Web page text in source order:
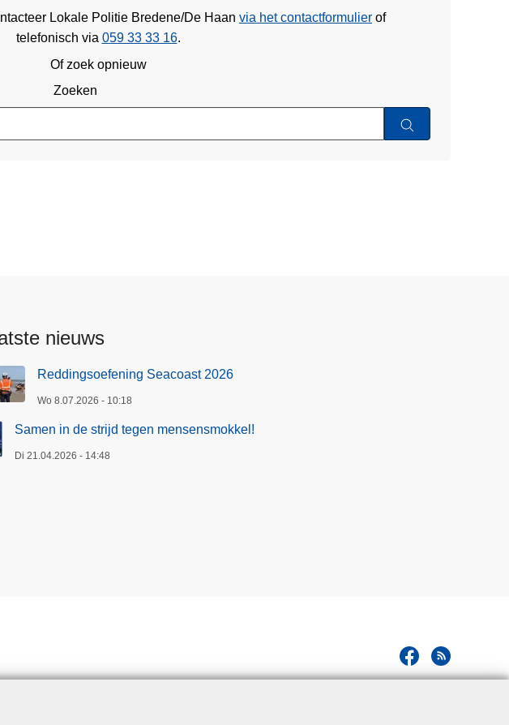
Lokale Politie Bredene/De Haan via het contactformulier of
telefonisch via 059 33 33 16.
Of zoek opnieuw
Zoeken
nieuws
Reddingsoefening Seacoast 2026
Wo 8.07.2026 - 10:18
Samen in de strijd tegen mensensmokkel!
Di 21.04.2026 - 14:48